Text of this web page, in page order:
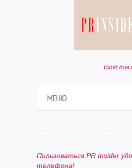
Вход для
МЕНЮ
Пользоваться PR Insider
телефона!